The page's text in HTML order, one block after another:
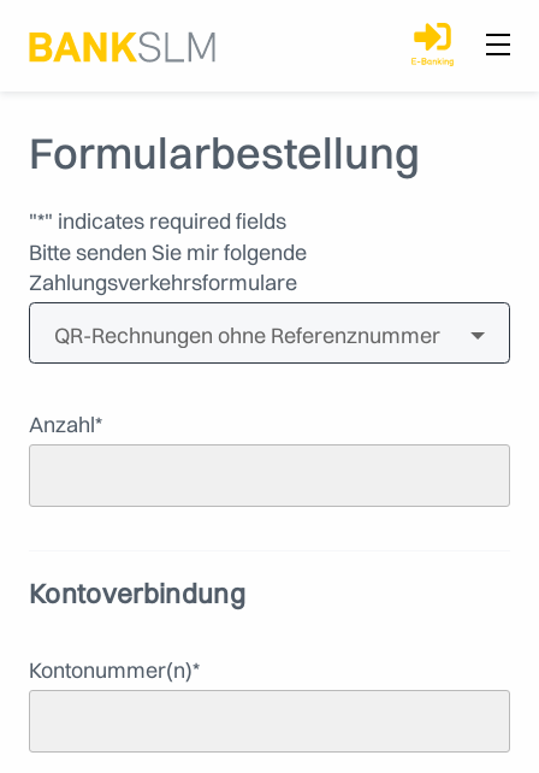
Formularbestellung
"*" indicates required fields
Bitte senden Sie mir folgende
Zahlungsverkehrsformulare
Anzahl*
Kontoverbindung
Kontonummer(n)*